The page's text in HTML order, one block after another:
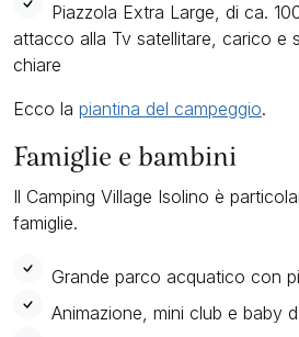
Piazzola Extra Large, di ca.
attacco alla Tv satellitare, carico e
chiare
Ecco la piantina del campeggio.
Famiglie e bambini
Il Camping Village Isolino è
famiglie.
Grande parco acquatico con
Animazione, mini club e baby